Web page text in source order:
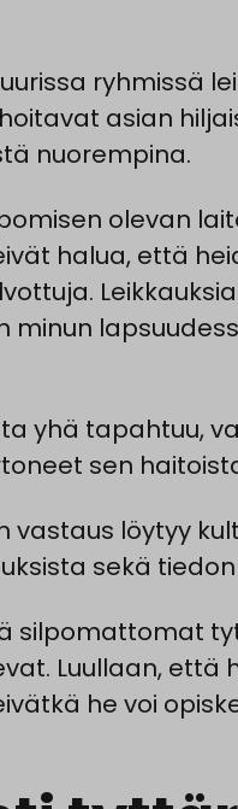
ryhmissä
asian
nuorempina.
olevan
halua, että
minun
yhä tapahtuu,
sen
vastaus löytyy
sekä
silpomattomat
Luullaan, että
he voi